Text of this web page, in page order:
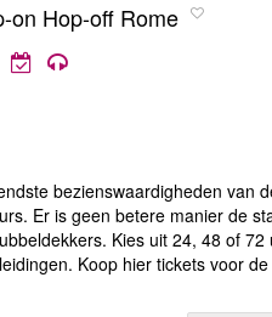
on Hop-off Rome
bezienswaardigheden van
Er is geen betere manier de
Kies uit 24, 48 of 72
Koop hier tickets voor